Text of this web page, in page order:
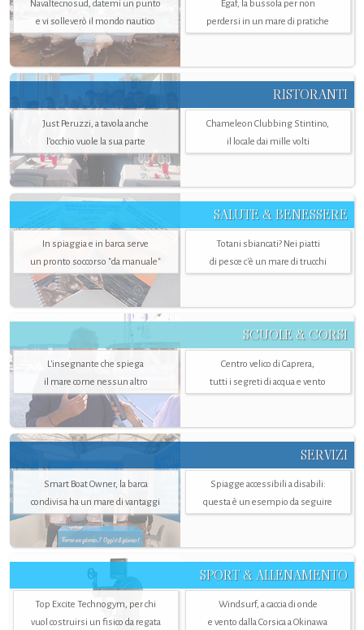
Navaltecnosud, datemi un punto
e vi solleverò il mondo nautico
Egaf, la bussola per non
perdersi in un mare di pratiche
RISTORANTI
Just Peruzzi, a tavola anche
l’occhio vuole la sua parte
Chameleon Clubbing Stintino,
il locale dai mille volti
SALUTE & BENESSERE
In spiaggia e in barca serve
un pronto soccorso "da manuale"
Totani sbiancati? Nei piatti
di pesce c'è un mare di trucchi
SCUOLE & CORSI
L'insegnante che spiega
il mare come nessun altro
Centro velico di Caprera,
tutti i segreti di acqua e vento
SERVIZI
Smart Boat Owner, la barca
condivisa ha un mare di vantaggi
Spiagge accessibili a disabili:
questa è un esempio da seguire
SPORT & ALLENAMENTO
Top Excite Technogym, per chi
vuol costruirsi un fisico da regata
Windsurf, a caccia di onde
e vento dalla Corsica a Okinawa